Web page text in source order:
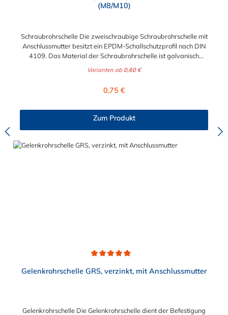
(M8/M10)
Schraubrohrschelle Die zweischraubige Schraubrohrschelle mit
Anschlussmutter besitzt ein EPDM-Schallschutzprofil nach DIN
4109. Das Material der Schraubrohrschelle ist galvanisch
eine Ansschluss. Der Durchmesser der Schraubrohrschelle kann
Abmessung 12-14 mm: Anschlussmutter M8 ab 15-19 mm:
M8 innen) Schraubrohrschellen dienen der Befestigung von
Rohrleitungen an Wand, Decken und Boden und finden ihre
Anwendung im Sanitär-, Heizungs-, und Abwasserbereich.
*Dämmprofil kann ohne Weiteres entfernt werden.
Varianten ab 0,60 €
Regulärer Preis:
0,75 €
Zum Produkt
Gelenkrohrschelle GRS, verzinkt, mit Anschlussmutter
Gelenkrohrschelle Die Gelenkrohrschelle dient der Befestigung